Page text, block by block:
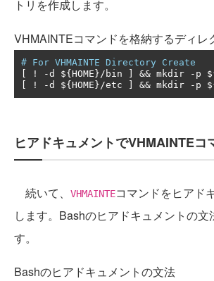
トリを作成します。
VHMAINTEコマンドを格納するディレ
# For VHMAINTE Directory Create
! -d ${ HOME }/ bin && mkdir - p $
! -d ${ HOME }/etc && mkdir - p $
ヒアドキュメントでVHMAINTEコ
続いて、 VHMAINTEコマンドをヒアド
します。Bashのヒアドキュメントの
す。
Bashのヒアドキュメントの文法